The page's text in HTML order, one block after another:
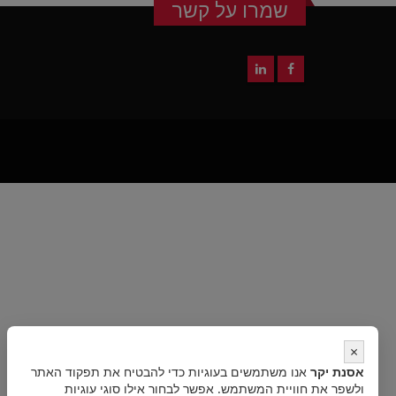
שמרו על קשר
×
אסנת יקר אנו משתמשים בעוגיות כדי להבטיח את תפקוד האתר
ולשפר את חוויית המשתמש. אפשר לבחור אילו סוגי עוגיות